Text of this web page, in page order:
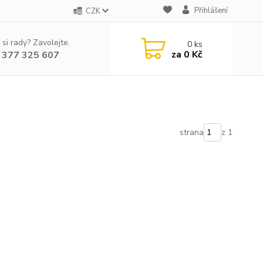
CZK Přihlášení
rady? Zavolejte.
325 607
0ks
za 0 Kč
strana z 1